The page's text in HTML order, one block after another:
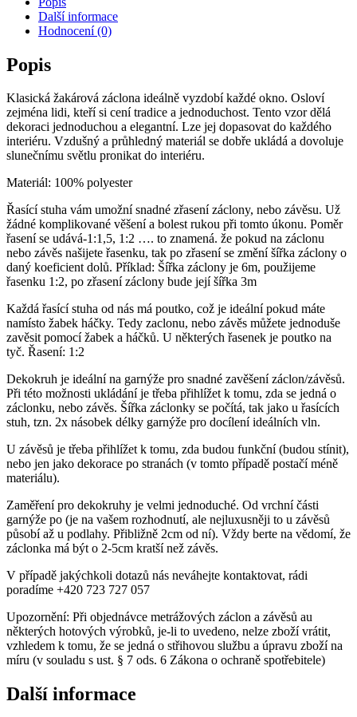
Další informace
Hodnocení (0)
Popis
Klasická žakárová záclona ideálně vyzdobí každé okno. Osloví
zejména lidi, kteří si cení tradice a jednoduchost. Tento vzor dělá
dekoraci jednoduchou a elegantní. Lze jej dopasovat do každého
interiéru. Vzdušný a průhledný materiál se dobře ukládá a dovoluje
slunečnímu světlu pronikat do interiéru.
Materiál: 100% polyester
Řasící stuha vám umožní snadné zřasení záclony, nebo závěsu. Už
žádné komplikované věšení a bolest rukou při tomto úkonu. Poměr
řasení se udává-1:1,5, 1:2 …. to znamená. že pokud na záclonu
nebo závěs našijete řasenku, tak po zřasení se změní šířka záclony o
daný koeficient dolů. Příklad: Šířka záclony je 6m, použijeme
řasenku 1:2, po zřasení záclony bude její šířka 3m
Každá řasící stuha od nás má poutko, což je ideální pokud máte
namísto žabek háčky. Tedy zaclonu, nebo závěs můžete jednoduše
zavěsit pomocí žabek a háčků. U některých řasenek je poutko na
tyč. Řasení: 1:2
Dekokruh je ideální na garnýže pro snadné zavěšení záclon/závěsů.
Při této možnosti ukládání je třeba přihlížet k tomu, zda se jedná o
záclonku, nebo závěs. Šířka záclonky se počítá, tak jako u řasících
stuh, tzn. 2x násobek délky garnýže pro docílení ideálních vln.
U závěsů je třeba přihlížet k tomu, zda budou funkční (budou stínit),
nebo jen jako dekorace po stranách (v tomto případě postačí méně
materiálu).
Zaměření pro dekokruhy je velmi jednoduché. Od vrchní části
garnýže po (je na vašem rozhodnutí, ale nejluxusněji to u závěsů
působí až u podlahy. Přibližně 2cm od ní). Vždy berte na vědomí, že
záclonka má být o 2-5cm kratší než závěs.
V případě jakýchkoli dotazů nás neváhejte kontaktovat, rádi
poradíme +420 723 727 057
Upozornění: Při objednávce metrážových záclon a závěsů au
některých hotových výrobků, je-li to uvedeno, nelze zboží vrátit,
vzhledem k tomu, že se jedná o střihovou službu a úpravu zboží na
míru (v souladu s ust. § 7 ods. 6 Zákona o ochraně spotřebitele)
Další informace